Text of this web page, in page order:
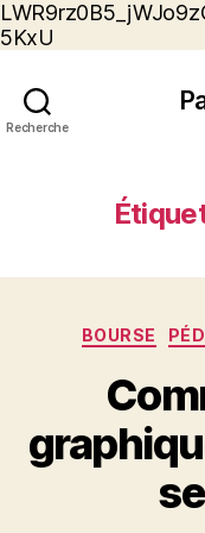
5KxU
Recherche
BOURSE